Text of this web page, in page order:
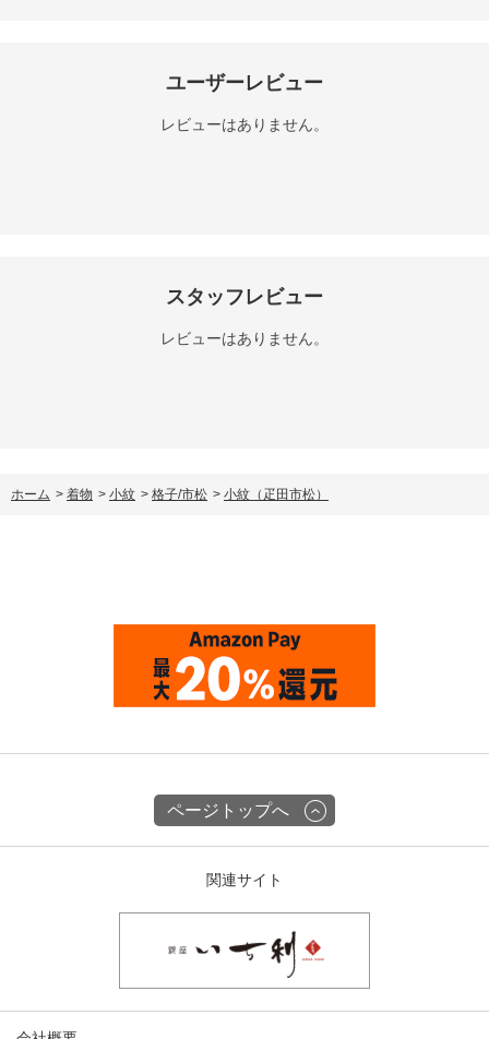
ユーザーレビュー
レビューはありません。
スタッフレビュー
レビューはありません。
ホーム > 着物 > 小紋 > 格子/市松 > 小紋（疋田市松）
ページトップへ
関連サイト